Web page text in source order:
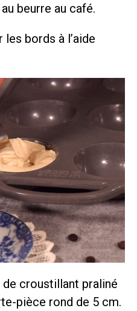
beurre au café.
bords à l’aide
croustillant praliné
pièce rond de 5 cm.